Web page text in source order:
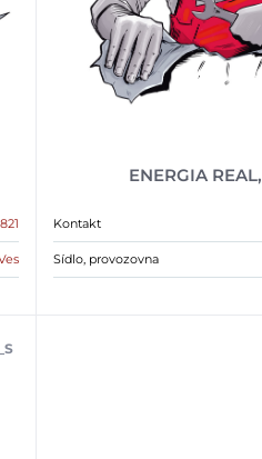
ENERGIA
Kontakt
Sídlo, provozovna